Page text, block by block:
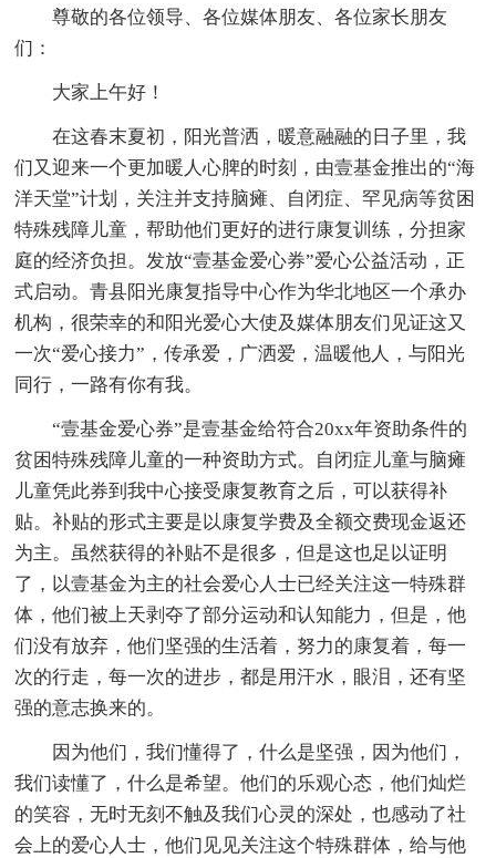
尊敬的各位领导、各位媒体朋友、各位家长朋友
们：
大家上午好！
在这春末夏初，阳光普洒，暖意融融的日子里，我
们又迎来一个更加暖人心脾的时刻，由壹基金推出的“海
洋天堂”计划，关注并支持脑瘫、自闭症、罕见病等贫困
特殊残障儿童，帮助他们更好的进行康复训练，分担家
庭的经济负担。发放“壹基金爱心券”爱心公益活动，正
式启动。青县阳光康复指导中心作为华北地区一个承办
机构，很荣幸的和阳光爱心大使及媒体朋友们见证这又
一次“爱心接力”，传承爱，广洒爱，温暖他人，与阳光
同行，一路有你有我。
“壹基金爱心券”是壹基金给符合20xx年资助条件的
贫困特殊残障儿童的一种资助方式。自闭症儿童与脑瘫
儿童凭此券到我中心接受康复教育之后，可以获得补
贴。补贴的形式主要是以康复学费及全额交费现金返还
为主。虽然获得的补贴不是很多，但是这也足以证明
了，以壹基金为主的社会爱心人士已经关注这一特殊群
体，他们被上天剥夺了部分运动和认知能力，但是，他
们没有放弃，他们坚强的生活着，努力的康复着，每一
次的行走，每一次的进步，都是用汗水，眼泪，还有坚
强的意志换来的。
因为他们，我们懂得了，什么是坚强，因为他们，
我们读懂了，什么是希望。他们的乐观心态，他们灿烂
的笑容，无时无刻不触及我们心灵的深处，也感动了社
会上的爱心人士，他们见见关注这个特殊群体，给与他